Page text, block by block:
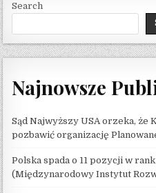
Search
Najnowsze
Sąd Najwyższy USA orzeka, że
pozbawić organizację
Polska spada o 11 pozycji w
(Międzynarodowy Instytut